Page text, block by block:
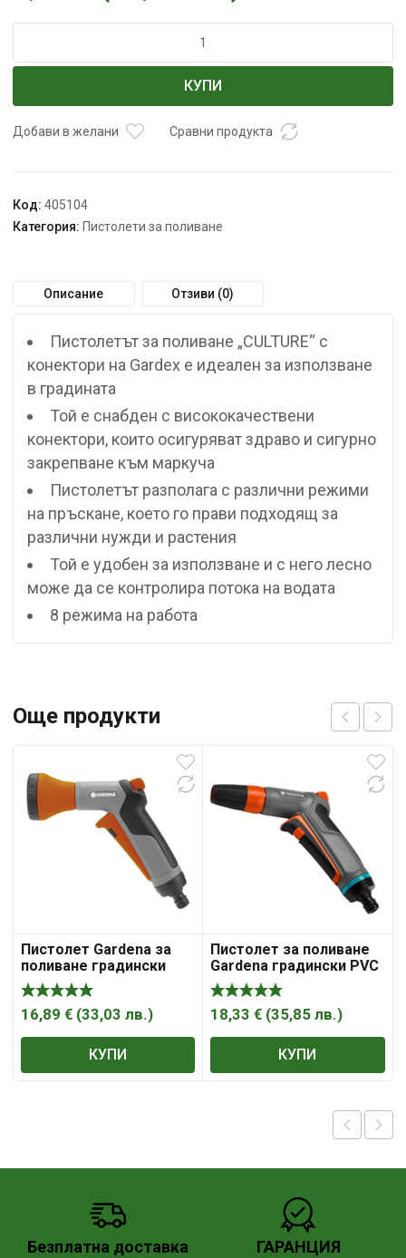
Пистолет
с
КУПИ
Добави в желани Сравни продукта
Код: 405104
Категория: Пистолети за поливане
Описание Отзиви (0)
Пистолетът за поливане „CULTURE“ с
конектори на Gardex е идеален за използване
в градината
Той е снабден с висококачествени
конектори, които осигуряват здраво и сигурно
закрепване към маркуча
Пистолетът разполага с различни режими
на пръскане, което го прави подходящ за
различни нужди и растения
Той е удобен за използване и с него лесно
може да се контролира потока на водата
8 режима на работа
Още продукти
Пистолет Gardena за
поливане градински
PVC 1/2″ – 5/8″ – 3/4″, 1
функция, Classic
16,89 € (33,03 лв.)
КУПИ
Пистолет за поливане
Gardena градински PVC
1/2″ – 5/8″ – 3/4″, 2
функции, Comfort
18,33€ (35,85лв.)
КУПИ
Безплатна доставка ГАРАНЦИЯ